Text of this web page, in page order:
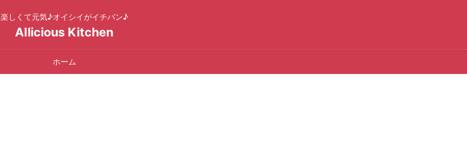
楽しくて元気♪オイシイがイチバン♪
AIlicious Kitchen
ホーム